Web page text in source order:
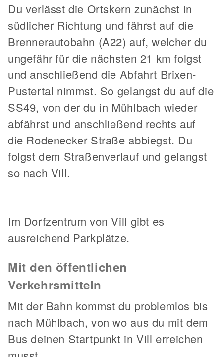
Du verlässt die Ortskern zunächst in
südlicher Richtung und fährst auf die
Brennerautobahn (A22) auf, welcher du
ungefähr für die nächsten 21 km folgst
und anschließend die Abfahrt Brixen-
Pustertal nimmst. So gelangst du auf die
SS49, von der du in Mühlbach wieder
abfährst und anschließend rechts auf
die Rodenecker Straße abbiegst. Du
folgst dem Straßenverlauf und gelangst
so nach Vill.
Im Dorfzentrum von Vill gibt es
ausreichend Parkplätze.
Mit den öffentlichen
Verkehrsmitteln
Mit der Bahn kommst du problemlos bis
nach Mühlbach, von wo aus du mit dem
Bus deinen Startpunkt in Vill erreichen